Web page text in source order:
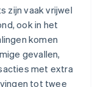
zijn vaak vrijwel
ook in het
komen
gevallen,
met extra
tot twee